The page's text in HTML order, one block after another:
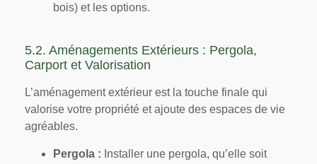
bois) et les options.
5.2. Aménagements Extérieurs : Pergola,
Carport et Valorisation
L’aménagement extérieur est la touche finale qui
valorise votre propriété et ajoute des espaces de vie
agréables.
Pergola : Installer une pergola, qu’elle soit